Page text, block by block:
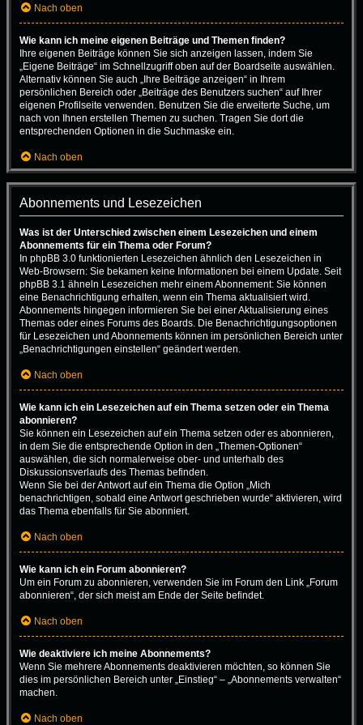
Nach oben
Wie kann ich meine eigenen Beiträge und Themen finden?
Ihre eigenen Beiträge können Sie sich anzeigen lassen, indem Sie
„Eigene Beiträge“ im Schnellzugriff oben auf der Boardseite auswählen.
Alternativ können Sie auch „Ihre Beiträge anzeigen“ in Ihrem
persönlichen Bereich oder „Beiträge des Benutzers suchen“ auf Ihrer
eigenen Profilseite verwenden. Benutzen Sie die erweiterte Suche, um
nach von Ihnen erstellen Themen zu suchen. Tragen Sie dort die
entsprechenden Optionen in die Suchmaske ein.
Nach oben
Abonnements und Lesezeichen
Was ist der Unterschied zwischen einem Lesezeichen und einem
Abonnements für ein Thema oder Forum?
In phpBB 3.0 funktionierten Lesezeichen ähnlich den Lesezeichen in
Web-Browsern: Sie bekamen keine Informationen bei einem Update. Seit
phpBB 3.1 ähneln Lesezeichen mehr einem Abonnement: Sie können
eine Benachrichtigung erhalten, wenn ein Thema aktualisiert wird.
Abonnements hingegen informieren Sie bei einer Aktualisierung eines
Themas oder eines Forums des Boards. Die Benachrichtigungsoptionen
für Lesezeichen und Abonnements können im persönlichen Bereich unter
„Benachrichtigungen einstellen“ geändert werden.
Nach oben
Wie kann ich ein Lesezeichen auf ein Thema setzen oder ein Thema
abonnieren?
Sie können ein Lesezeichen auf ein Thema setzen oder es abonnieren,
in dem Sie die entsprechende Option in den „Themen-Optionen“
auswählen, die sich normalerweise ober- und unterhalb des
Diskussionsverlaufs des Themas befinden.
Wenn Sie bei der Antwort auf ein Thema die Option „Mich
benachrichtigen, sobald eine Antwort geschrieben wurde“ aktivieren, wird
das Thema ebenfalls für Sie abonniert.
Nach oben
Wie kann ich ein Forum abonnieren?
Um ein Forum zu abonnieren, verwenden Sie im Forum den Link „Forum
abonnieren“, der sich meist am Ende der Seite befindet.
Nach oben
Wie deaktiviere ich meine Abonnements?
Wenn Sie mehrere Abonnements deaktivieren möchten, so können Sie
dies im persönlichen Bereich unter „Einstieg“ – „Abonnements verwalten“
machen.
Nach oben